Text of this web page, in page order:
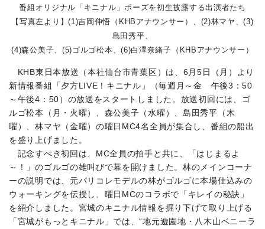
番組オリジナル「キニナル」ポーズを初生披露する出演者たち
【写真左より】(1)吉岡伸悟（KHBアナウンサー）、(2)林マヤ、(3)
島田秀平、
(4)森公美子、(5)ゴルゴ松本、(6)白澤奈緒子（KHBアナウンサー）
KHB東日本放送（本社仙台市青葉区）は、6月5日（月）より
新情報番組「夕方LIVE！キニナル」（毎週月～金 午後3：50
～午後4：50）の放送をスタートしました。放送初回には、ゴ
ルゴ松本（月・火曜）、森公美子（水曜）、島田秀平（木
曜）、林マヤ（金曜）の曜日MC4名全員が集合し、番組の船出
を盛り上げました。
記念すべき初回は、MC全員の拍手と共に、「はじまるよ
～！」のゴルゴの雄叫びで幕を開けました。林のメインコーナ
ーの説明では、元パリコレモデルの林がゴルゴに本場仕込みの
ウォーキングを伝授し、曜日MCのコラボで「キレイの秘訣」
を紹介しました。宮城のキニナル情報を掘り下げて取り上げる
「宮城がもっとキニナル」では、“地元遊園地・八木山ベニーラ